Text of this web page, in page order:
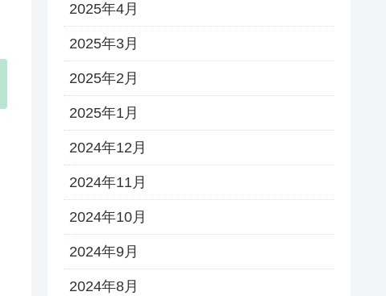
2025年4月
2025年3月
2025年2月
2025年1月
2024年12月
2024年11月
2024年10月
2024年9月
2024年8月